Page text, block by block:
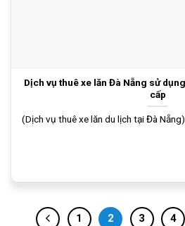
Dịch vụ thuê xe lăn Đà Nẵng sử
cấp
(Dịch vụ thuê xe lăn du lịch tại Đà
1 2 3 4